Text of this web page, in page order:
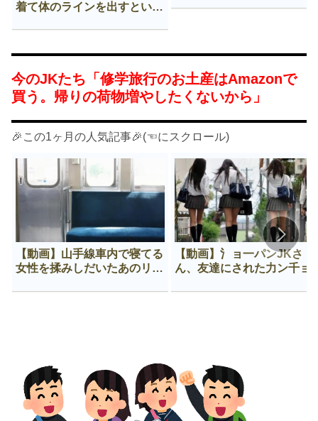
着て体のラインを出すという
今のJKたち「修学旅行のお土産はAmazonで
買う。帰りの荷物増やしたくないから」
🎉この1ヶ月の人気記事🎉(☜にスクロール)
【動画】山手線車内で寝てる
女性を揉みしだいたあのリー
【動画】氵ョ一パンJKさ
ん、友達にされた力ン千ョ